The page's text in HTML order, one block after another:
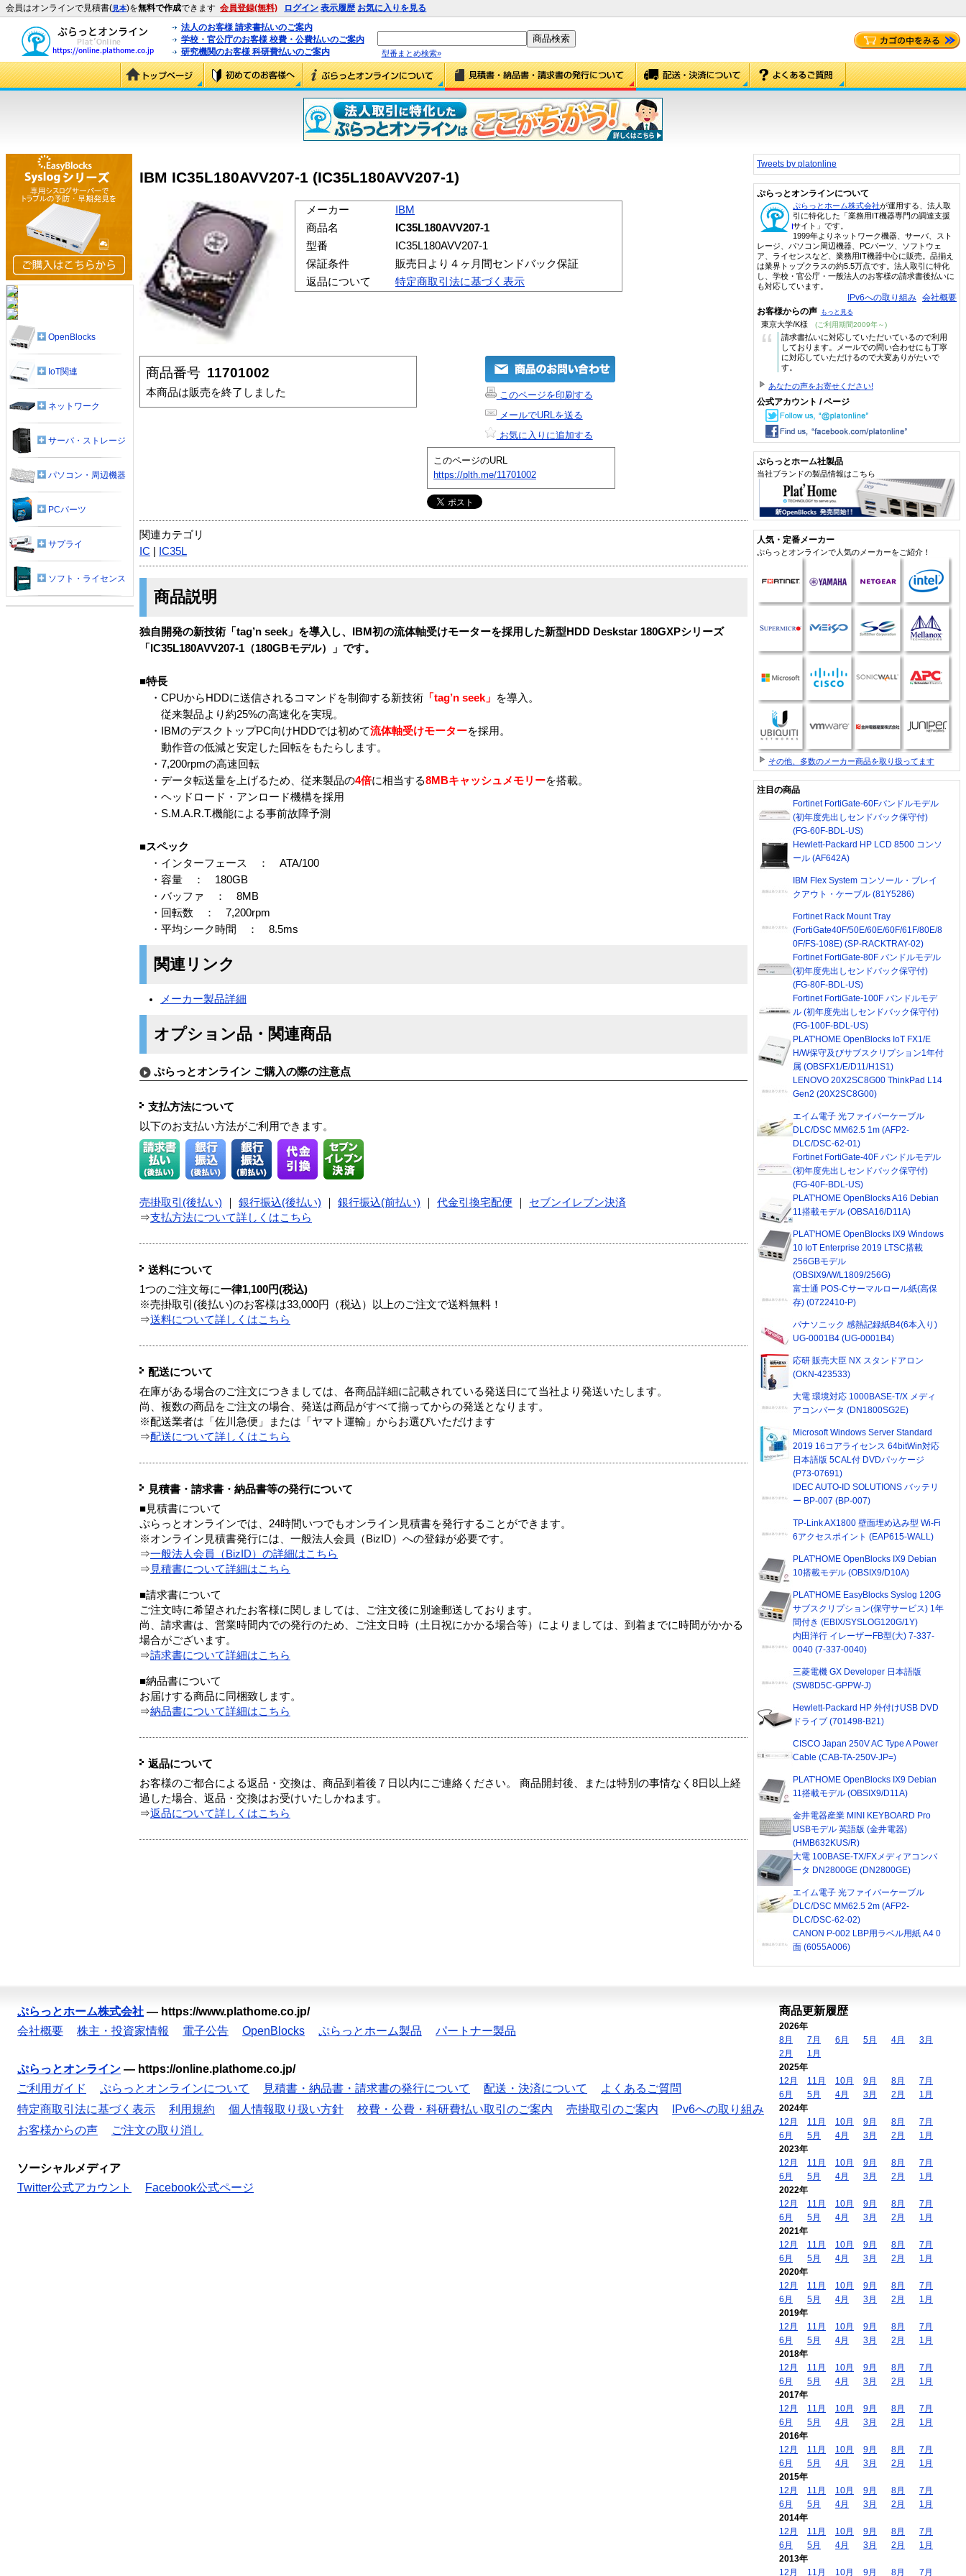
会員はオンラインで見積書(見本)を無料で作成できます 会員登録(無料) ログイン 表示履歴 お気に入りを見る
法人のお客様 請求書払いのご案内
学校・官公庁のお客様 校費・公費払いのご案内
研究機関のお客様 科研費払いのご案内
型番まとめ検索»
IBM IC35L180AVV207-1 (IC35L180AVV207-1)
メーカー
IBM
商品名
IC35L180AVV207-1
型番
IC35L180AVV207-1
保証条件
販売日より４ヶ月間センドバック保証
返品について
特定商取引法に基づく表示
商品番号 11701002
本商品は販売を終了しました
このページを印刷する
メールでURLを送る
お気に入りに追加する
このページのURL
https://plth.me/11701002
関連カテゴリ
IC
IC35L
商品説明
独自開発の新技術「tag’n seek」を導入し、IBM初の流体軸受けモーターを採用した新型HDD Deskstar 180GXPシリーズ
「IC35L180AVV207-1（180GBモデル）」です。
■特長
・CPUからHDDに送信されるコマンドを制御する新技術 「tag’n seek」
を導入。
従来製品より約25%の高速化を実現。
・IBMのデスクトップPC向けHDDでは初めて流体軸受けモーターを採用。
動作音の低減と安定した回転をもたらします。
・7,200rpmの高速回転
・データ転送量を上げるため、従来製品の4倍に相当する8MBキャッシュメモリーを搭載。
・ヘッドロード・アンロード機構を採用
・S.M.A.R.T.機能による事前故障予測
■スペック
・インターフェース ： ATA/100
・容量 ： 180GB
・バッファ ： 8MB
・回転数 ： 7,200rpm
・平均シーク時間 ： 8.5ms
関連リンク
メーカー製品詳細
オプション品・関連商品
ぷらっとオンライン ご購入の際の注意点
支払方法について
以下のお支払い方法がご利用できます。
売掛取引(後払い) 銀行振込(後払い) 銀行振込(前払い) 代金引換宅配便
セブンイレブン決済
⇒支払方法について詳しくはこちら
送料について
1つのご注文毎に一律1,100円(税込)
※売掛取引(後払い)のお客様は33,000円（税込）以上のご注文で送料無料！
⇒送料について詳しくはこちら
配送について
在庫がある場合のご注文につきましては、各商品詳細に記載されている発送日にて当社より発送いたします。
尚、複数の商品をご注文の場合、発送は商品がすべて揃ってからの発送となります。
※配送業者は「佐川急便」または「ヤマト運輸」からお選びいただけます
⇒配送について詳しくはこちら
見積書・請求書・納品書等の発行について
■見積書について
ぷらっとオンラインでは、24時間いつでもオンライン見積書を発行することができます。
※オンライン見積書発行には、一般法人会員（BizID）への登録が必要です。
⇒一般法人会員（BizID）の詳細はこちら
⇒ 見積書について詳細はこちら
■請求書について
ご注文時に希望されたお客様に関しましては、ご注文後に別途郵送しております。
尚、請求書は、営業時間内での発行のため、ご注文日時（土日祝にかかる場合等）によりましては、到着までに時間がかかる
場合がございます。
⇒請求書について詳細はこちら
■納品書について
お届けする商品に同梱致します。
⇒納品書について詳細はこちら
返品について
お客様のご都合による返品・交換は、商品到着後７日以内にご連絡ください。 商品開封後、または特別の事情なく8日以上経
過した場合、返品・交換はお受けいたしかねます。
⇒返品について詳しくはこちら
OpenBlocks
IoT関連
ネットワーク
サーバ・ストレージ
パソコン・周辺機器
PCパーツ
サプライ
ソフト・ライセンス
Tweets by platonline
ぷらっとオンラインについて
ぷらっとホーム株式会社が運用する、法人取
引に特化した「業務用IT機器専門の調達支援
サイト」です。
1999年よりネットワーク機器、サーバ、スト
レージ、パソコン周辺機器、PCパーツ、ソフトウェ
ア、ライセンスなど、業務用IT機器中心に販売。品揃え
は業界トップクラスの約5.5万点です。法人取引に特化
し、学校・官公庁・一般法人のお客様の請求書後払いに
も対応しています。
IPv6への取り組み 会社概要
お客様からの声 もっと見る
東京大学/K様 (ご利用期間2009年～)
“
請求書払いに対応していただいているので利用
しております。メールでの問い合わせにも丁寧
に対応していただけるので大変ありがたいで
す。
あなたの声をお寄せください!
公式アカウント / ページ
ぷらっとホーム社製品
当社ブランドの製品情報はこちら
人気・定番メーカー
ぷらっとオンラインで人気のメーカーをご紹介！
その他、多数のメーカー商品を取り扱ってます
注目の商品
Fortinet FortiGate-60Fバンドルモデル
(初年度先出しセンドバック保守付)
(FG-60F-BDL-US)
Hewlett-Packard HP LCD 8500 コンソ
ール (AF642A)
IBM Flex System コンソール・ブレイ
クアウト・ケーブル (81Y5286)
Fortinet Rack Mount Tray
(FortiGate40F/50E/60E/60F/61F/80E/8
0F/FS-108E) (SP-RACKTRAY-02)
Fortinet FortiGate-80F バンドルモデル
(初年度先出しセンドバック保守付)
(FG-80F-BDL-US)
Fortinet FortiGate-100F バンドルモデ
ル (初年度先出しセンドバック保守付)
(FG-100F-BDL-US)
PLAT'HOME OpenBlocks IoT FX1/E
H/W保守及びサブスクリプション1年付
属 (OBSFX1/E/D11/H1S1)
LENOVO 20X2SC8G00 ThinkPad L14
Gen2 (20X2SC8G00)
エイム電子 光ファイバーケーブル
DLC/DSC MM62.5 1m (AFP2-
DLC/DSC-62-01)
Fortinet FortiGate-40F バンドルモデル
(初年度先出しセンドバック保守付)
(FG-40F-BDL-US)
PLAT'HOME OpenBlocks A16 Debian
11搭載モデル (OBSA16/D11A)
PLAT'HOME OpenBlocks IX9 Windows
10 IoT Enterprise 2019 LTSC搭載
256GBモデル
(OBSIX9/W/L1809/256G)
富士通 POS-Cサーマルロール紙(高保
存) (0722410-P)
パナソニック 感熱記録紙B4(6本入り)
UG-0001B4 (UG-0001B4)
応研 販売大臣 NX スタンドアロン
(OKN-423533)
大電 環境対応 1000BASE-T/X メディ
アコンバータ (DN1800SG2E)
Microsoft Windows Server Standard
2019 16コアライセンス 64bitWin対応
日本語版 5CAL付 DVDパッケージ
(P73-07691)
IDEC AUTO-ID SOLUTIONS バッテリ
ー BP-007 (BP-007)
TP-Link AX1800 壁面埋め込み型 Wi-Fi
6アクセスポイント (EAP615-WALL)
PLAT'HOME OpenBlocks IX9 Debian
10搭載モデル (OBSIX9/D10A)
PLAT'HOME EasyBlocks Syslog 120G
サブスクリプション(保守サービス) 1年
間付き (EBIX/SYSLOG120G/1Y)
内田洋行 イレーザーFB型(大) 7-337-
0040 (7-337-0040)
三菱電機 GX Developer 日本語版
(SW8D5C-GPPW-J)
Hewlett-Packard HP 外付けUSB DVD
ドライブ (701498-B21)
CISCO Japan 250V AC Type A Power
Cable (CAB-TA-250V-JP=)
PLAT'HOME OpenBlocks IX9 Debian
11搭載モデル (OBSIX9/D11A)
金井電器産業 MINI KEYBOARD Pro
USBモデル 英語版 (金井電器)
(HMB632KUS/R)
大電 100BASE-TX/FXメディアコンバ
ータ DN2800GE (DN2800GE)
エイム電子 光ファイバーケーブル
DLC/DSC MM62.5 2m (AFP2-
DLC/DSC-62-02)
CANON P-002 LBP用ラベル用紙 A4 0
面 (6055A006)
ぷらっとホーム株式会社 — https://www.plathome.co.jp/
会社概要
株主・投資家情報 電子公告 OpenBlocks ぷらっとホーム製品 パートナー製品
ぷらっとオンライン — https://online.plathome.co.jp/
ご利用ガイド
ぷらっとオンラインについて 見積書・納品書・請求書の発行について 配送・決済について
よくあるご質問
特定商取引法に基づく表示
利用規約 個人情報取り扱い方針 校費・公費・科研費払い取引のご案内 売掛取引のご案内
IPv6への取り組み
お客様からの声
ご注文の取り消し
ソーシャルメディア
Twitter公式アカウント
Facebook公式ページ
商品更新履歴
2026年
8月
7月 6月 5月 4月
3月
2月
1月
2025年
12月
11月 10月 9月 8月
7月
6月
5月 4月 3月 2月
1月
2024年
12月
11月 10月 9月 8月
7月
6月
5月 4月 3月 2月
1月
2023年
12月
11月 10月 9月 8月
7月
6月
5月 4月 3月 2月
1月
2022年
12月
11月 10月 9月 8月
7月
6月
5月 4月 3月 2月
1月
2021年
12月
11月 10月 9月 8月
7月
6月
5月 4月 3月 2月
1月
2020年
12月
11月 10月 9月 8月
7月
6月
5月 4月 3月 2月
1月
2019年
12月
11月 10月 9月 8月
7月
6月
5月 4月 3月 2月
1月
2018年
12月
11月 10月 9月 8月
7月
6月
5月 4月 3月 2月
1月
2017年
12月
11月 10月 9月 8月
7月
6月
5月 4月 3月 2月
1月
2016年
12月
11月 10月 9月 8月
7月
6月
5月 4月 3月 2月
1月
2015年
12月
11月 10月 9月 8月
7月
6月
5月 4月 3月 2月
1月
2014年
12月
11月 10月 9月 8月
7月
6月
5月 4月 3月 2月
1月
2013年
12月
11月 10月 9月 8月 7月